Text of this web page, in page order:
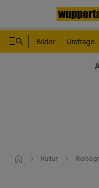
Bilder Umfrage
Kultur